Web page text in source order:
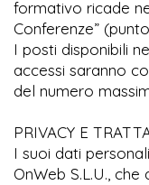
formativo ricade
Conferenze”
I posti disponibili
accessi saranno
del numero
PRIVACY E
I suoi dati
OnWeb S.L.U.,